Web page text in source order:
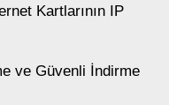
Kartlarının IP
ve Güvenli İndirme